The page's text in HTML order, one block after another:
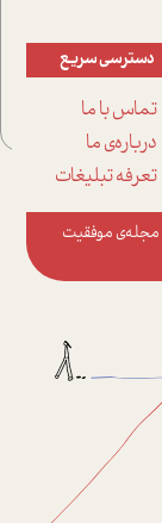
دسترسی سریع
تماس با ما
درباره‌ی ما
تعرفه تبلیغات
مجله‌ی موفقیت